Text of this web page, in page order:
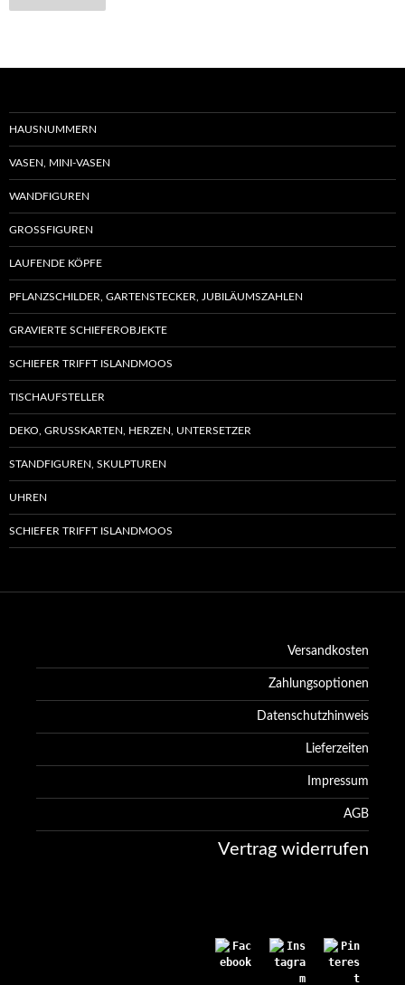
HAUSNUMMERN
VASEN, MINI-VASEN
WANDFIGUREN
GROSSFIGUREN
LAUFENDE KÖPFE
PFLANZSCHILDER, GARTENSTECKER, JUBILÄUMSZAHLEN
GRAVIERTE SCHIEFEROBJEKTE
SCHIEFER TRIFFT ISLANDMOOS
TISCHAUFSTELLER
DEKO, GRUSSKARTEN, HERZEN, UNTERSETZER
STANDFIGUREN, SKULPTUREN
UHREN
SCHIEFER TRIFFT ISLANDMOOS
Versandkosten
Zahlungsoptionen
Datenschutzhinweis
Lieferzeiten
Impressum
AGB
Vertrag widerrufen